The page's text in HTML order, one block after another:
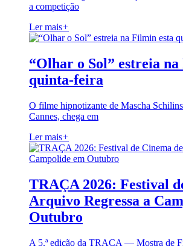
a competição
Ler mais+
“Olhar o Sol” estreia
quinta-feira
O filme hipnotizante de Mascha
Cannes, chega em
Ler mais+
TRAÇA 2026: Festival
Arquivo Regressa a
Outubro
A 5.ª edição da TRAÇA — Mostra de